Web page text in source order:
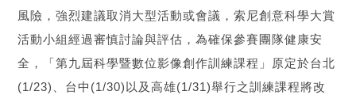
風險，強烈建議取消大型活動或會議，索尼創意科學大賞
活動小組經過審慎討論與評估，為確保參賽團隊健康安
全，「第九屆科學暨數位影像創作訓練課程」原定於台北
(1/23)、台中(1/30)以及高雄(1/31)舉行之訓練課程將改